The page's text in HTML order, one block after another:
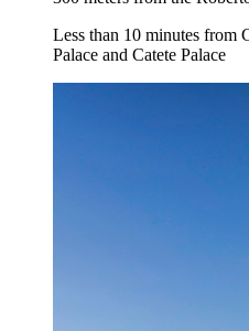
Less than 10 minutes from
Palace and Catete Palace